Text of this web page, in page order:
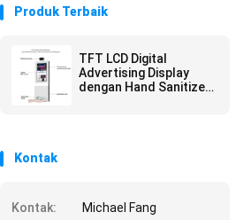
Produk Terbaik
TFT LCD Digital
Advertising Display
dengan Hand Sanitizer
Kontak
Kontak:
Michael Fang